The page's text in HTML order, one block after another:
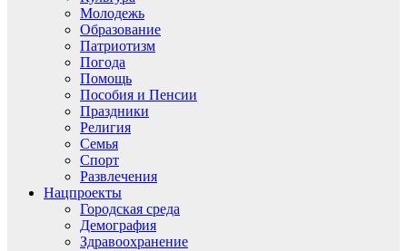
Молодежь
Образование
Патриотизм
Погода
Помощь
Пособия и Пенсии
Праздники
Религия
Семья
Спорт
Развлечения
Нацпроекты
Городская среда
Демография
Здравоохранение